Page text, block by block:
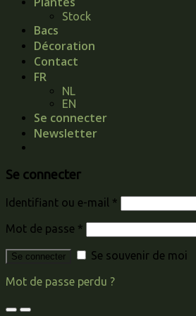
Stock
Bacs
Décoration
Contact
FR
NL
EN
Se connecter
Newsletter
Se connecter
Identifiant ou e-mail *
Mot de passe *
Se connecter Se souvenir de moi
Mot de passe perdu ?